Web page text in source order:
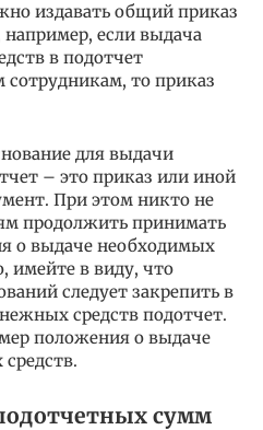
издавать общий приказ
если выдача
в подотчет
то приказ
для выдачи
– это приказ или иной
При этом никто не
продолжить принимать
о выдаче необходимых
имейте в виду, что
следует закрепить в
средств подотчет.
положения о выдаче
сумм